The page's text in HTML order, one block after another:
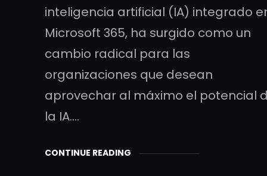
inteligencia artificial (IA) integrado
Microsoft 365, ha surgido como un
cambio radical para las
organizaciones que desean
aprovechar al máximo el potencial
la IA.…
CONTINUE READING